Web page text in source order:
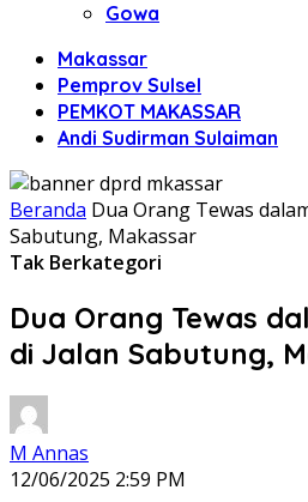
Gowa
Makassar
Pemprov Sulsel
PEMKOT MAKASSAR
Andi Sudirman Sulaiman
Beranda Dua Orang Tewas
Sabutung, Makassar
Tak Berkategori
Dua Orang Tewas
di Jalan Sabutung,
M Annas
12/06/2025 2:59 PM